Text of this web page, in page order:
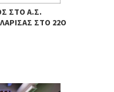
ΣΤΟ Α.Σ.
ΛΆΡΙΣΑΣ ΣΤΟ 22Ο